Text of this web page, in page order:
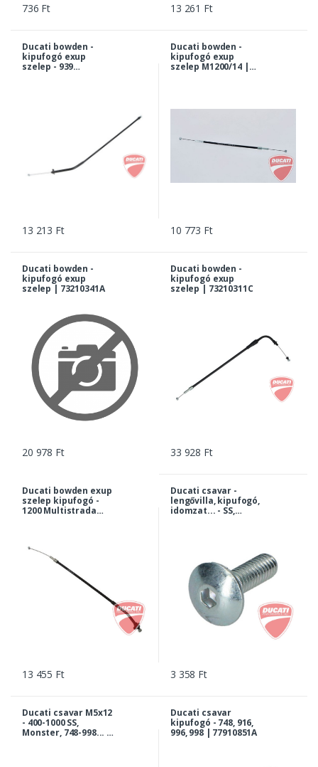
736 Ft 13 261 Ft
Ducati bowden -
kipufogó exup
szelep - 939
13 213 Ft
Ducati bowden -
kipufogó exup
szelep M1200/14 |
10 773 Ft
Ducati bowden -
kipufogó exup
szelep | 73210341A
20 978 Ft
Ducati bowden -
kipufogó exup
szelep | 73210311C
33 928 Ft
Ducati bowden exup
szelep kipufogó -
1200 Multistrada
13 455 Ft
Ducati csavar -
lengővilla, kipufogó,
idomzat... - SS,
3 358 Ft
Ducati csavar M5x12
- 400-1000 SS,
Monster, 748-998... |
Ducati csavar
kipufogó - 748, 916,
996, 998 | 77910851A